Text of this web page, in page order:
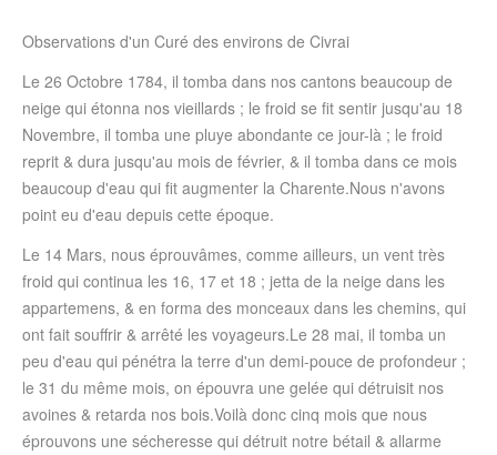
Observations d'un Curé des environs de Civrai
Le 26 Octobre 1784, il tomba dans nos cantons beaucoup de
neige qui étonna nos vieillards ; le froid se fit sentir jusqu'au 18
Novembre, il tomba une pluye abondante ce jour-là ; le froid
reprit & dura jusqu'au mois de février, & il tomba dans ce mois
beaucoup d'eau qui fit augmenter la Charente.Nous n'avons
point eu d'eau depuis cette époque.
Le 14 Mars, nous éprouvâmes, comme ailleurs, un vent très
froid qui continua les 16, 17 et 18 ; jetta de la neige dans les
appartemens, & en forma des monceaux dans les chemins, qui
ont fait souffrir & arrêté les voyageurs.Le 28 mai, il tomba un
peu d'eau qui pénétra la terre d'un demi-pouce de profondeur ;
le 31 du même mois, on épouvra une gelée qui détruisit nos
avoines & retarda nos bois.Voilà donc cinq mois que nous
éprouvons une sécheresse qui détruit notre bétail & allarme